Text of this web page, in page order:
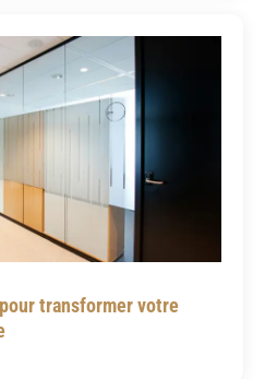
transformer votre